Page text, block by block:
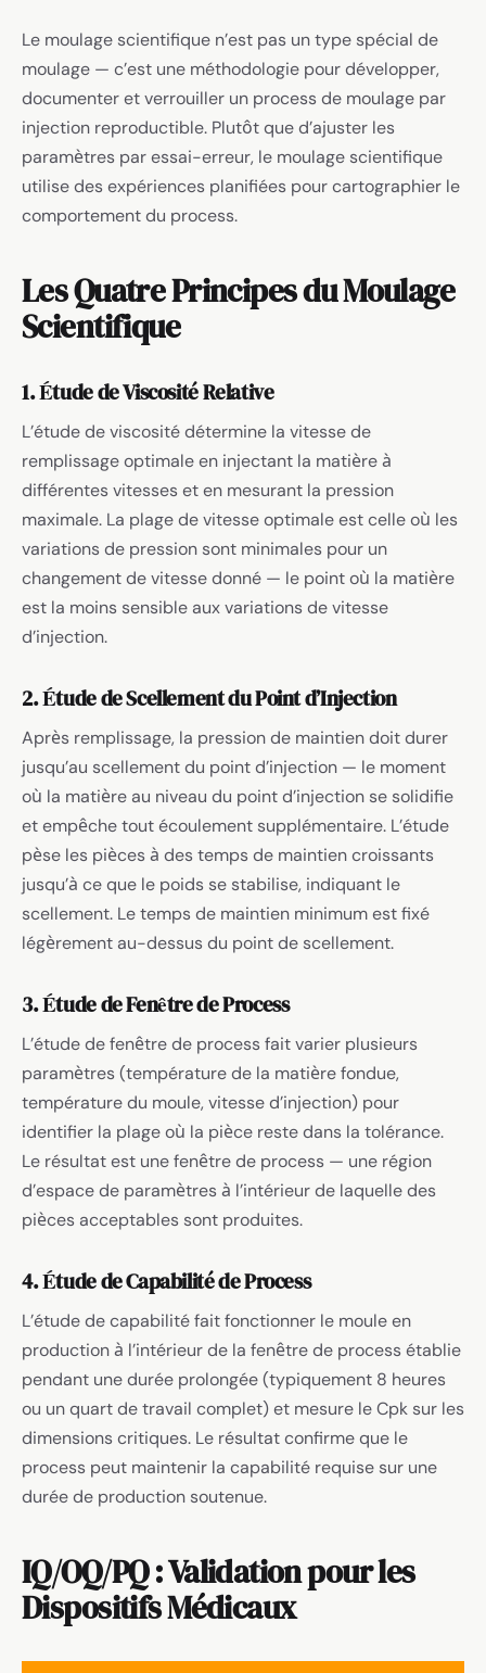
Le moulage scientifique n’est pas un type spécial de
moulage — c’est une méthodologie pour développer,
documenter et verrouiller un process de moulage par
injection reproductible. Plutôt que d’ajuster les
paramètres par essai-erreur, le moulage scientifique
utilise des expériences planifiées pour cartographier le
comportement du process.
Les Quatre Principes du Moulage
Scientifique
1. Étude de Viscosité Relative
L’étude de viscosité détermine la vitesse de
remplissage optimale en injectant la matière à
différentes vitesses et en mesurant la pression
maximale. La plage de vitesse optimale est celle où les
variations de pression sont minimales pour un
changement de vitesse donné — le point où la matière
est la moins sensible aux variations de vitesse
d’injection.
2. Étude de Scellement du Point d’Injection
Après remplissage, la pression de maintien doit durer
jusqu’au scellement du point d’injection — le moment
où la matière au niveau du point d’injection se solidifie
et empêche tout écoulement supplémentaire. L’étude
pèse les pièces à des temps de maintien croissants
jusqu’à ce que le poids se stabilise, indiquant le
scellement. Le temps de maintien minimum est fixé
légèrement au-dessus du point de scellement.
3. Étude de Fenêtre de Process
L’étude de fenêtre de process fait varier plusieurs
paramètres (température de la matière fondue,
température du moule, vitesse d’injection) pour
identifier la plage où la pièce reste dans la tolérance.
Le résultat est une fenêtre de process — une région
d’espace de paramètres à l’intérieur de laquelle des
pièces acceptables sont produites.
4. Étude de Capabilité de Process
L’étude de capabilité fait fonctionner le moule en
production à l’intérieur de la fenêtre de process établie
pendant une durée prolongée (typiquement 8 heures
ou un quart de travail complet) et mesure le Cpk sur les
dimensions critiques. Le résultat confirme que le
process peut maintenir la capabilité requise sur une
durée de production soutenue.
IQ/OQ/PQ : Validation pour les
Dispositifs Médicaux